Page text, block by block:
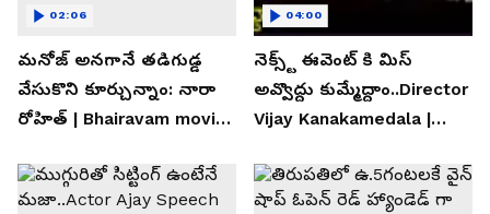
మనోజ్ అనగానే తడిగుడ్డ
వేసుకొని కూర్చున్నాం: నారా
రోహిత్ | Bhairavam movie |
02:06
నెక్స్ట్ ఈవెంట్ కి మిస్
అవ్వొద్దు కుమ్మేద్దాం..Director
Vijay Kanakamedala |
04:00